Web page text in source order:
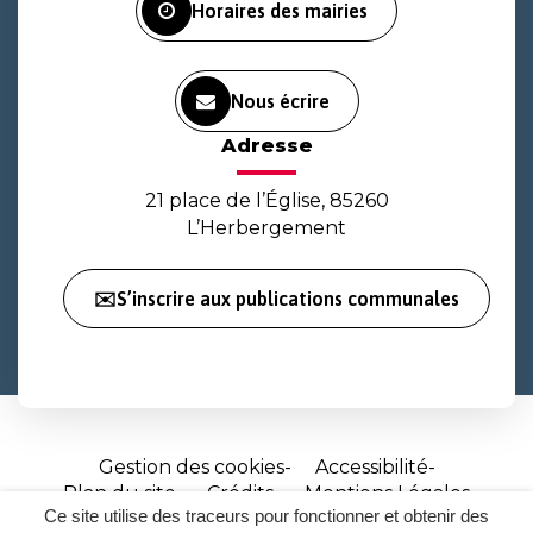
Ce site utilise des traceurs pour fonctionner et obtenir des
Horaires des mairies
Nous écrire
Adresse
21 place de l’Église, 85260
L’Herbergement
✉️S’inscrire aux publications communales
Gestion des cookies
Accessibilité
Plan du site
Crédits
Mentions Légales